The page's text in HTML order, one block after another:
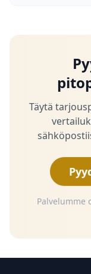
Täytä
Palvelumme